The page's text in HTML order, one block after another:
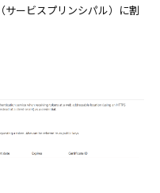
サービスプリンシパル）に割